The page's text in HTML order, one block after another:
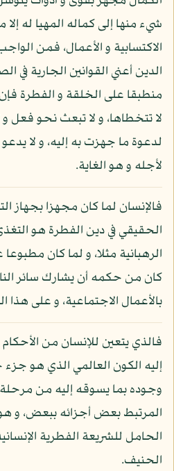
شيء منها إلى كماله المهيا له
الاكتسابية و الأعمال، فمن
الدين أعني القوانين الجارية في
منطبقا على الخلقة و الفطرة
لا تتخطاها، و لا تبعث نحو فعل
لدعوة ما جهزت به إليه، و لا
لأجله و هو الغاية.
فالإنسان لما كان مجهزا بجهاز
الحقيقي في دين الفطرة هو
الرهبانية مثلا، و لما كان
كان من حكمه أن يشارك سائر
بالأعمال الاجتماعية، و على هذا
فالذي يتعين للإنسان من
إليه الكون العالمي الذي هو
وجوده بما يسوقه إليه من مرحلة
المرتبط بعض أجزائه ببعض، و هو
الحامل للشريعة الفطرية
الحنيف.